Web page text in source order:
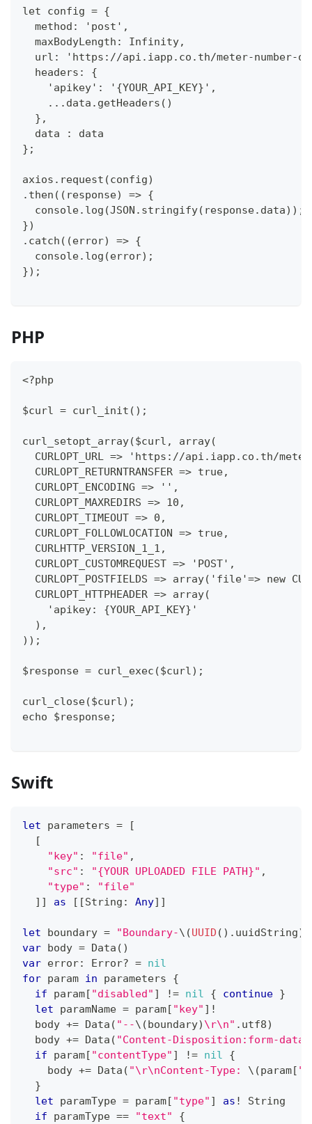
let config = {
  method: 'post',
  maxBodyLength: Infinity,
url: 'https://api.iapp.co.th/meter-number-
  headers: {
    'apikey': '{YOUR_API_KEY}',
    ...data.getHeaders()
  },
  data : data
};
axios.request(config)
.then((response) => {
  console.log(JSON.stringify(response.data));
})
.catch((error) => {
  console.log(error);
});
PHP
<?php
$curl = curl_init();
curl_setopt_array($curl, array(
CURLOPT_URL => 'https://api.iapp.co.th/
  CURLOPT_RETURNTRANSFER => true,
  CURLOPT_ENCODING => '',
  CURLOPT_MAXREDIRS => 10,
  CURLOPT_TIMEOUT => 0,
  CURLOPT_FOLLOWLOCATION => true,
  CURLHTTP_VERSION_1_1,
  CURLOPT_CUSTOMREQUEST => 'POST',
CURLOPT_POSTFIELDS => array('file'=> new
  CURLOPT_HTTPHEADER => array(
    'apikey: {YOUR_API_KEY}'
  ),
));
$response = curl_exec($curl);
curl_close($curl);
echo $response;
Swift
let parameters =
[
[
"key" : "file" ,
"src" : "{YOUR UPLOADED FILE PATH}" ,
"type" :
"file"
] ] as [ [String : Any] ]
let boundary = "Boundary-\(UUID ( ) . uuidString)
var body = Data ( )
var error: Error? = nil
for param in parameters {
if param[ "disabled" ] != nil { continue }
let paramName = param[ "key" ] !
  body
+= Data ( "--\(boundary) \r\n" . utf8)
  body
+= Data ( "Content-Disposition:form-data;
if param[ "contentType" ] != nil
{
    body
+= Data ( "\r\nContent-Type: \(param[
}
let paramType = param[ "type" ] as !
String
if paramType == "text" {